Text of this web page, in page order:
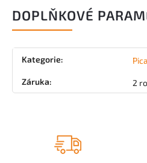
DOPLŇKOVÉ
Kategorie:
Záruka: 2